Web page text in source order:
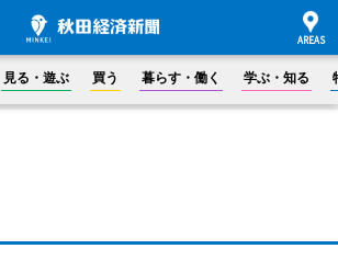
見る・遊ぶ 買う 暮らす・働く 学ぶ・知る